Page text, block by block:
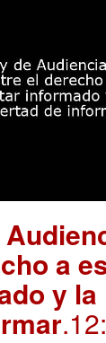
a
y